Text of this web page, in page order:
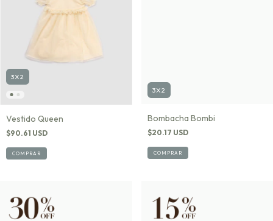
3X2
Vestido Queen
$90.61 USD
COMPRAR
3X2
Bombacha Bombi
$20.17 USD
COMPRAR